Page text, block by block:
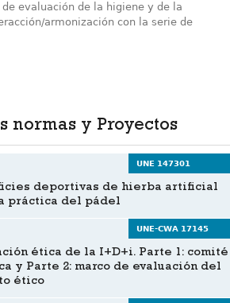
evaluación de la higiene y de la
armonización con la serie de
normas y Proyectos
UNE 147301
deportivas de hierba artificial
práctica del pádel
UNE-CWA 17145
ética de la I+D+i. Parte 1: comité
y Parte 2: marco de evaluación del
ético